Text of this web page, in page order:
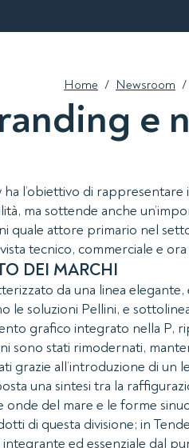
Home / Newsroom /
e
l’obiettivo di rappresentare
ma sottende anche
quale attore primario nel
tecnico, commerciale e ora
DEI MARCHI
da una linea
le soluzioni Pellini, e
grafico integrato nella
sono stati rimodernati,
grazie all’introduzione di
una sintesi tra la
del mare e le forme
di questa divisione; in
ed essenziale dal